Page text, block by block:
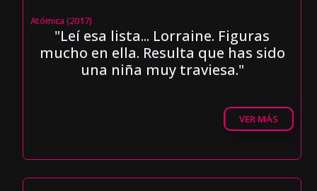
Atómica (2017)
"Leí esa lista... Lorraine. Figuras
mucho en ella. Resulta que has sido
una niña muy traviesa."
VER MÁS